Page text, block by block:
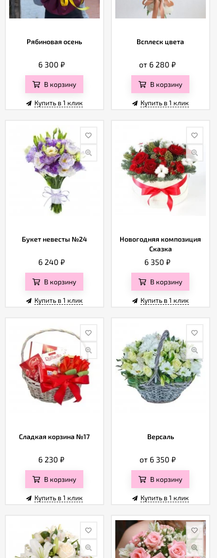
Рябиновая осень
6 300 ₽
В корзину
Купить в 1 клик
Всплеск цвета
от 6 280₽
В корзину
Купить в 1 клик
Букет невесты №24
6 240 ₽
В корзину
Купить в 1 клик
Новогодняя композиция
Сказка
6 350₽
В корзину
Купить в 1 клик
Сладкая корзина №17
6 230₽
В корзину
Купить в 1 клик
Версаль
от 6 350 ₽
В корзину
Купить в 1 клик